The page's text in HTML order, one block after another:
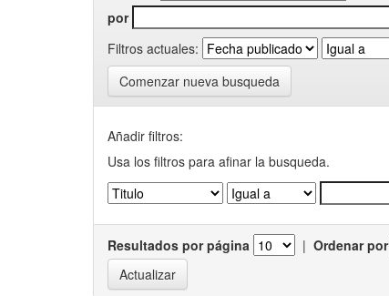
por
Filtros actuales:
Comenzar nueva busqueda
Añadir filtros:
Usa los filtros para afinar la busqueda.
Resultados por página | Ordenar por